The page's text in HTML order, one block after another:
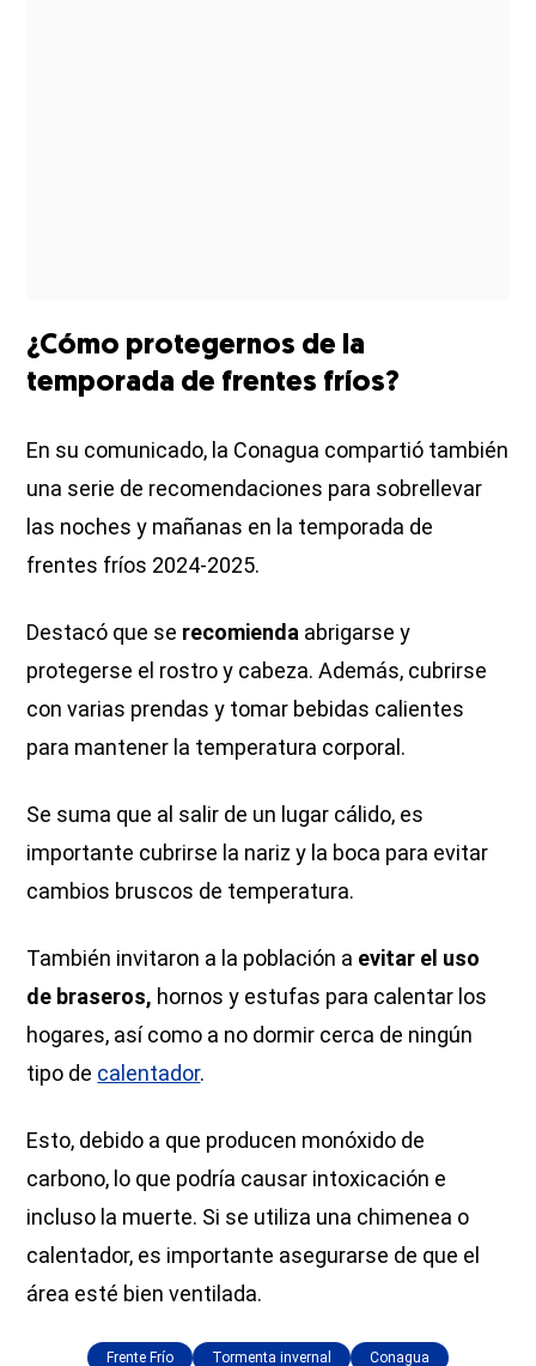
¿Cómo protegernos de la
temporada de frentes fríos?
En su comunicado, la Conagua compartió también
una serie de recomendaciones para sobrellevar
las noches y mañanas en la temporada de
frentes fríos 2024-2025.
Destacó que se recomienda abrigarse y
protegerse el rostro y cabeza. Además, cubrirse
con varias prendas y tomar bebidas calientes
para mantener la temperatura corporal.
Se suma que al salir de un lugar cálido, es
importante cubrirse la nariz y la boca para evitar
cambios bruscos de temperatura.
También invitaron a la población a evitar el uso
de braseros, hornos y estufas para calentar los
hogares, así como a no dormir cerca de ningún
tipo de calentador.
Esto, debido a que producen monóxido de
carbono, lo que podría causar intoxicación e
incluso la muerte. Si se utiliza una chimenea o
calentador, es importante asegurarse de que el
área esté bien ventilada.
Frente Frío Tormenta invernal Conagua